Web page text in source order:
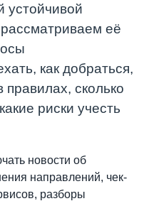
устойчивой
её
как добраться,
правилах, сколько
риски учесть
новости об
направлений, чек-
разборы